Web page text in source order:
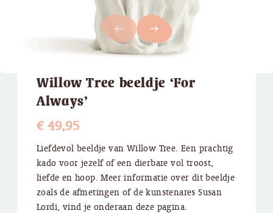
west east
Willow Tree beeldje ‘For
Always’
€49,95
Liefdevol beeldje van Willow Tree. Een prachtig
kado voor jezelf of een dierbare vol troost,
liefde en hoop. Meer informatie over dit beeldje
zoals de afmetingen of de kunstenares Susan
Lordi, vind je onderaan deze pagina.